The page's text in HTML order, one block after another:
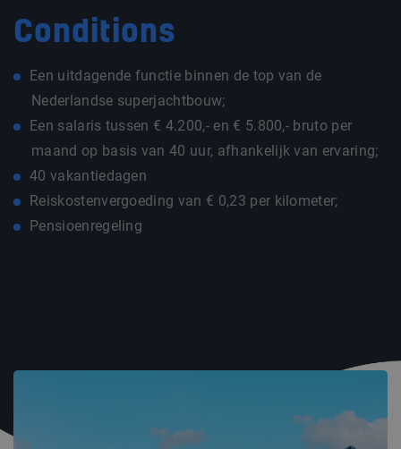
Conditions
Een uitdagende functie binnen de top van de
Nederlandse superjachtbouw;
Een salaris tussen € 4.200,- en € 5.800,- bruto per
maand op basis van 40 uur, afhankelijk van ervaring;
40 vakantiedagen
Reiskostenvergoeding van € 0,23 per kilometer;
Pensioenregeling